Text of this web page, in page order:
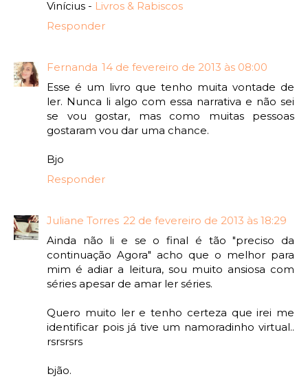
Vinícius - Livros & Rabiscos
Responder
Fernanda 14 de fevereiro de 2013 às 08:00
Esse é um livro que tenho muita vontade de
ler. Nunca li algo com essa narrativa e não sei
se vou gostar, mas como muitas pessoas
gostaram vou dar uma chance.
Bjo
Responder
Juliane Torres 22 de fevereiro de 2013 às 18:29
Ainda não li e se o final é tão "preciso da
continuação Agora" acho que o melhor para
mim é adiar a leitura, sou muito ansiosa com
séries apesar de amar ler séries.
Quero muito ler e tenho certeza que irei me
identificar pois já tive um namoradinho virtual..
rsrsrsrs
bjão.